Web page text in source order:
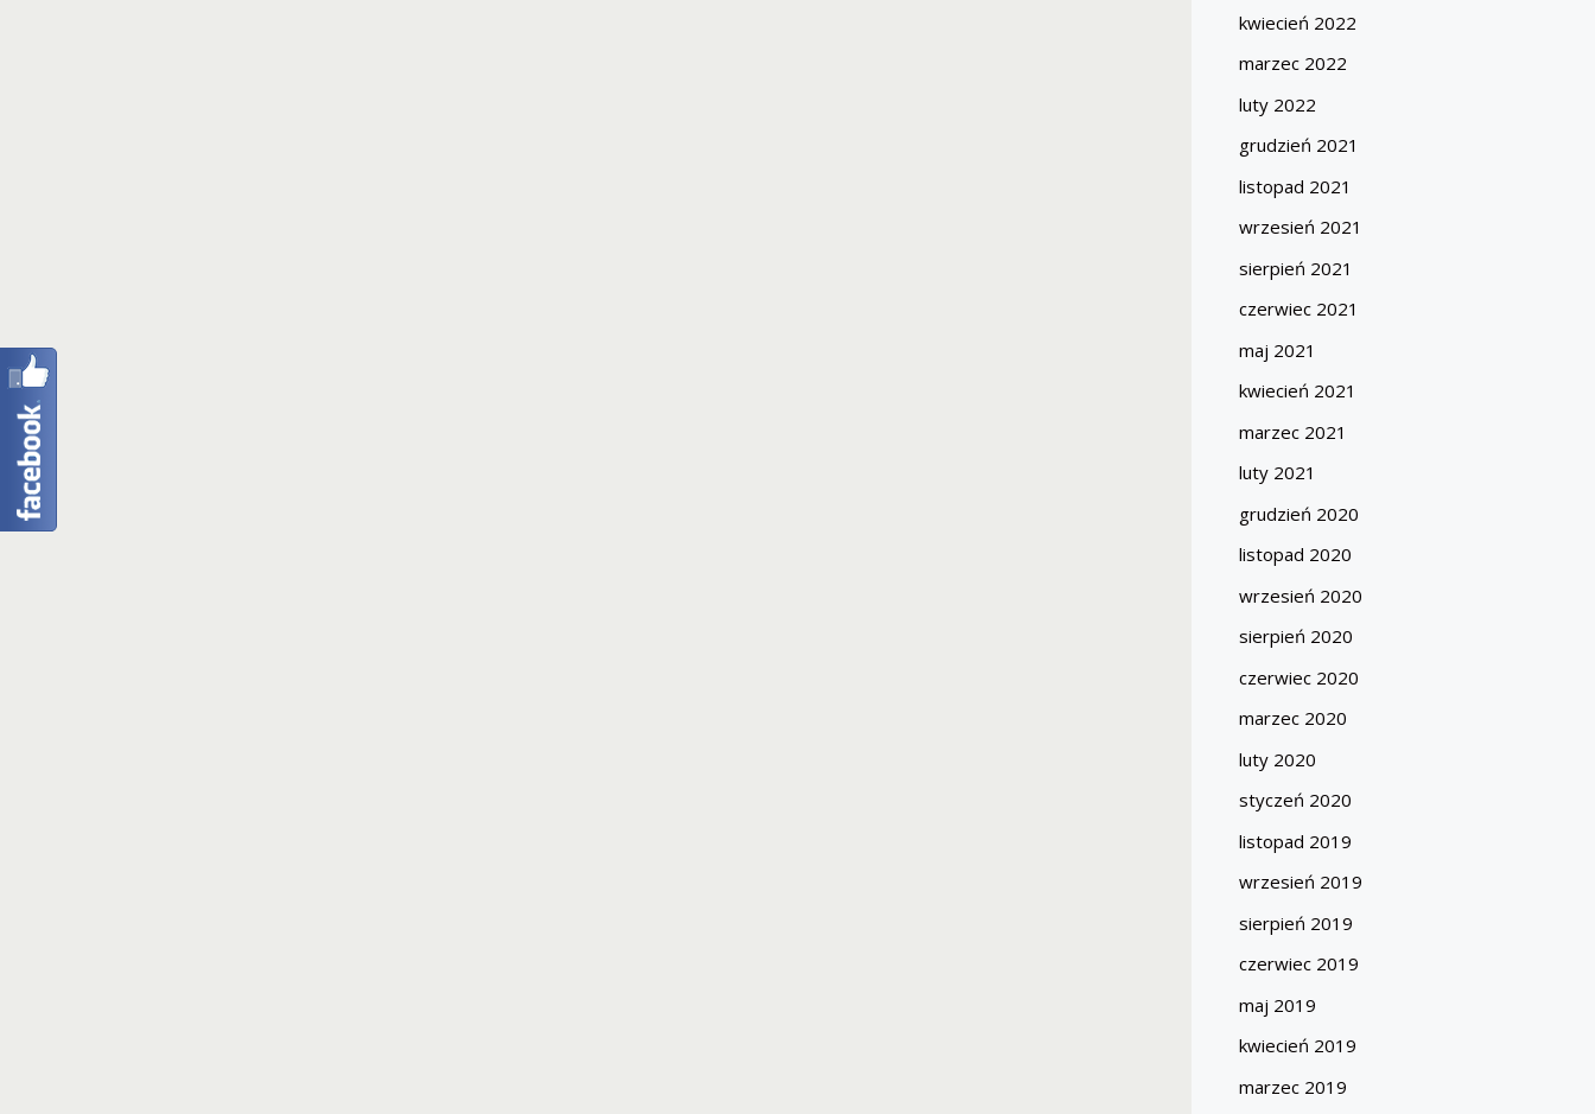
kwiecień 2022
marzec 2022
luty 2022
grudzień 2021
listopad 2021
wrzesień 2021
sierpień 2021
czerwiec 2021
maj 2021
kwiecień 2021
marzec 2021
luty 2021
grudzień 2020
listopad 2020
wrzesień 2020
sierpień 2020
czerwiec 2020
marzec 2020
luty 2020
styczeń 2020
listopad 2019
wrzesień 2019
sierpień 2019
czerwiec 2019
maj 2019
kwiecień 2019
marzec 2019